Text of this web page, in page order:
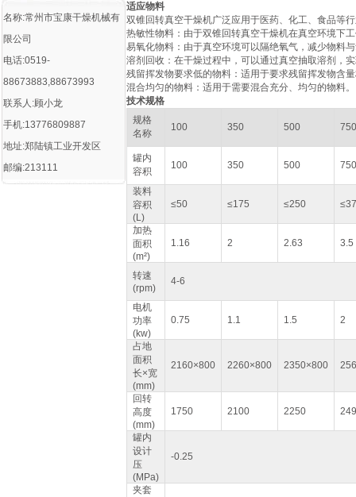
名称:常州市宝康干燥机械有
限公司
电话:0519-
88673883,88673993
联系人:顾小龙
手机:13776809887
地址:郑陆镇工业开发区
邮编:213111
适应物料
双锥回转真空干燥机广泛应用于医药、化工、食品等
热敏性物料‌：由于双锥回转真空干燥机在真空环境下
易氧化物料‌：由于真空环境可以隔绝氧气，减少物料
溶剂回收‌：在干燥过程中，可以通过真空抽取溶剂，
残留挥发物要求低的物料‌：适用于要求残留挥发物含
‌混合均匀的物料‌：适用于需要混合充分、均匀的物料‌。
技术规格
规格
名称
100 350 500 750
罐内
容积
100 350 500 750
装料
容积
(L)
≤50 ≤175 ≤250
加热
面积
(m²)
1.16 2 2.63 3.5
转速
(rpm)
4-6
电机
功率
(kw)
0.75 1.1 1.5 2
占地
面积
长×宽
(mm)
2160×800 2260×800 2350×800
回转
高度
(mm)
1750 2100 2250
罐内
设计
压
(MPa)
-0.25
夹套